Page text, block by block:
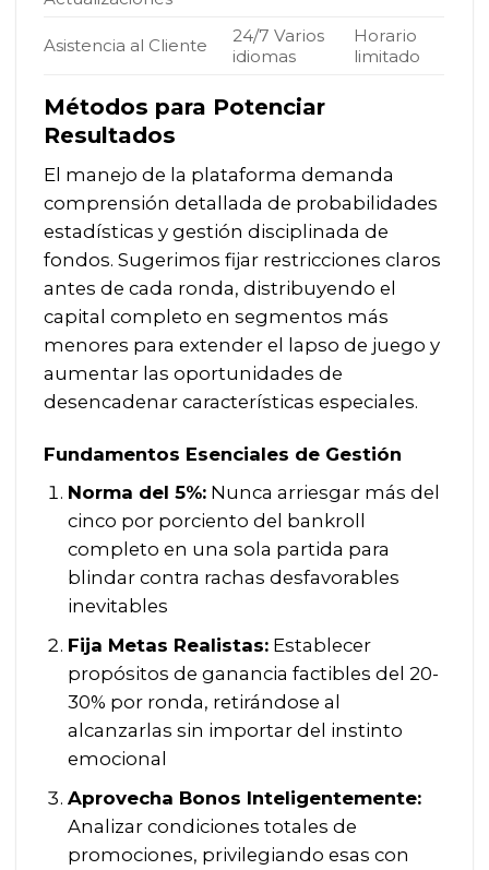
Asistencia al Cliente
24/7 Varios
idiomas
Horario
limitado
Métodos para Potenciar
Resultados
El manejo de la plataforma demanda
comprensión detallada de probabilidades
estadísticas y gestión disciplinada de
fondos. Sugerimos fijar restricciones claros
antes de cada ronda, distribuyendo el
capital completo en segmentos más
menores para extender el lapso de juego y
aumentar las oportunidades de
desencadenar características especiales.
Fundamentos Esenciales de Gestión
Norma del 5%: Nunca arriesgar más del
cinco por porciento del bankroll
completo en una sola partida para
blindar contra rachas desfavorables
inevitables
Fija Metas Realistas: Establecer
propósitos de ganancia factibles del 20-
30% por ronda, retirándose al
alcanzarlas sin importar del instinto
emocional
Aprovecha Bonos Inteligentemente:
Analizar condiciones totales de
promociones, privilegiando esas con